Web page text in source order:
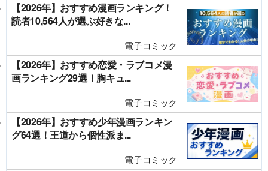
【2026年】おすすめ漫画ランキング！
読者10,564人が選ぶ好きな...
電子コミック
【2026年】おすすめ恋愛・ラブコメ漫
画ランキング29選！胸キュ...
電子コミック
【2026年】おすすめ少年漫画ランキン
グ64選！王道から個性派ま...
電子コミック